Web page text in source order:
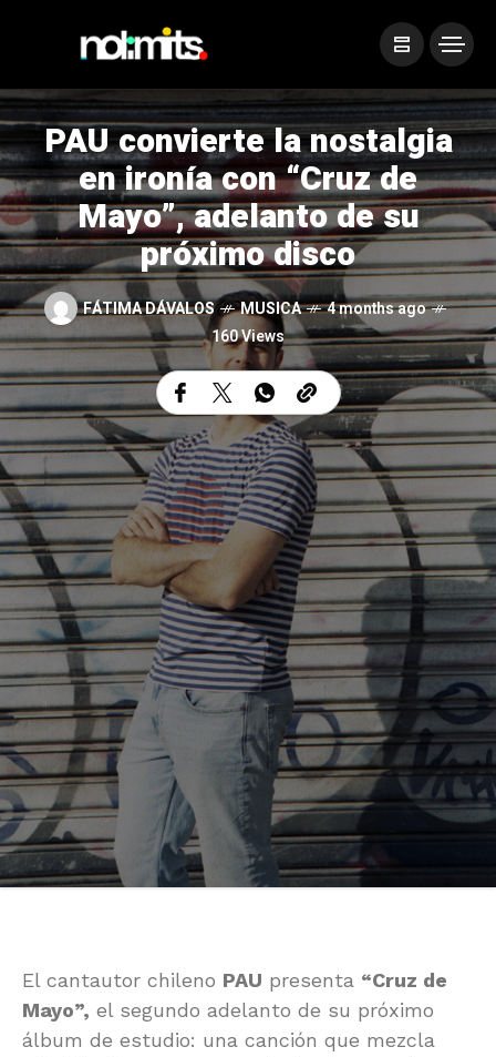
PAU convierte la nostalgia
en ironía con “Cruz de
Mayo”, adelanto de su
próximo disco
FÁTIMA DÁVALOS MUSICA
4 months ago
160 Views
El cantautor chileno PAU presenta “Cruz de
Mayo”, el segundo adelanto de su próximo
álbum de estudio: una canción que mezcla